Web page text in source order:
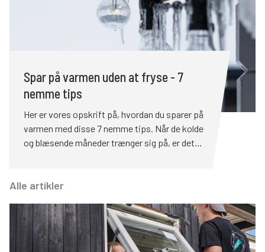
Spar på varmen uden at fryse - 7
nemme tips
Her er vores opskrift på, hvordan du sparer på
varmen med disse 7 nemme tips. Når de kolde
og blæsende måneder trænger sig på, er det
at se varmeforbruget tordne i vejret – der er
penge på. Heldigvis kan du allerede i dag med
meget simple greb sænke dit varmeforbrug
betydeligt – helt uden at fryse.
Alle artikler